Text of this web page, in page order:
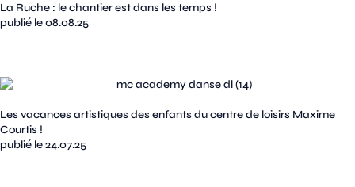
La Ruche : le chantier est dans les temps !
publié le 08.08.25
Les vacances artistiques des enfants du centre de loisirs Maxime
Courtis !
publié le 24.07.25